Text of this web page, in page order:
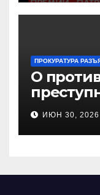
ПРОКУРАТУРА
О
ИЮН 30, 2026